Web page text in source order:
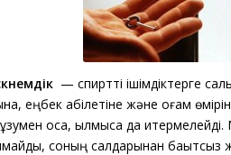
— спиртті ішімдіктерге
еңбек қабілетіне және қоғам
қоса, қылмысқа да
соның салдарынан бақытсыз